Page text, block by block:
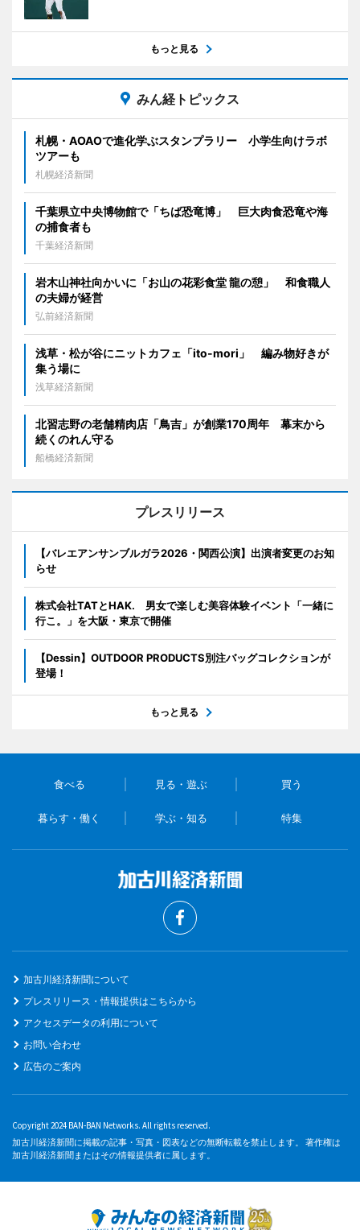
もっと見る
みん経トピックス
札幌・AOAOで進化学ぶスタンプラリー 小学生向けラボ
ツアーも
札幌経済新聞
千葉県立中央博物館で「ちば恐竜博」 巨大肉食恐竜や海
の捕食者も
千葉経済新聞
岩木山神社向かいに「お山の花彩食堂 龍の憩」 和食職人
の夫婦が経営
弘前経済新聞
浅草・松が谷にニットカフェ「ito-mori」 編み物好きが
集う場に
浅草経済新聞
北習志野の老舗精肉店「鳥吉」が創業170周年 幕末から
続くのれん守る
船橋経済新聞
プレスリリース
【バレエアンサンブルガラ2026・関西公演】出演者変更のお知
らせ
株式会社TATとHAK. 男女で楽しむ美容体験イベント「一緒に
行こ。」を大阪・東京で開催
【Dessin】OUTDOOR PRODUCTS別注バッグコレクションが
登場！
もっと見る
食べる 見る・遊ぶ 買う
暮らす・働く 学ぶ・知る 特集
加古川経済新聞について
プレスリリース・情報提供はこちらから
アクセスデータの利用について
お問い合わせ
広告のご案内
Copyright 2024 BAN-BAN Networks. All rights reserved.
加古川経済新聞に掲載の記事・写真・図表などの無断転載を禁止します。 著作権は
加古川経済新聞またはその情報提供者に属します。